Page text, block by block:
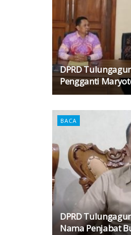
DPRD
Pengganti
BACA
DPRD
Nama Penjabat